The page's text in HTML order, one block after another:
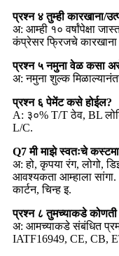
प्रश्न ४ तुम्ही कारखाना/
अ: आम्ही १० वर्षांपेक्षा
कंप्रेसर फ्रिजचे
प्रश्न ५ नमुना वेळ कसा
अ: नमुना शुल्क
प्रश्न ६ पेमेंट कसे होईल?
A: ३०% T/T ठेव, BL
L/C.
Q7 मी माझे स्वतःचे
अ: हो, कृपया रंग, लोगो,
आवश्यकता आम्हाला सांगा.
कार्टन, चिन्ह इ.
प्रश्न ८ तुमच्याकडे
अ: आमच्याकडे संबंधित
IATF16949, CE, CB,